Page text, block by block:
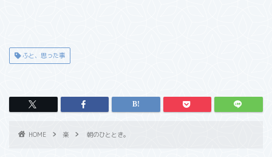
ふと、思った事
HOME 楽 朝のひととき。